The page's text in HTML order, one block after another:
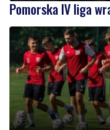
Pomorska IV liga